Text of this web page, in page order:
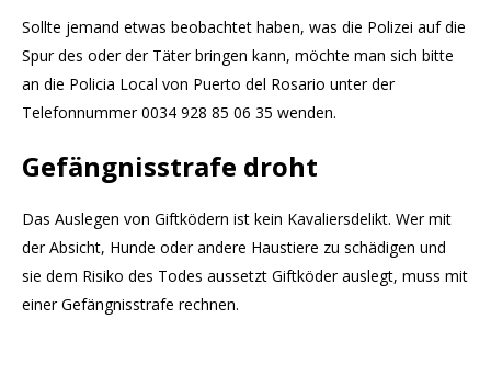
Sollte jemand etwas beobachtet haben, was die Polizei auf die
Spur des oder der Täter bringen kann, möchte man sich bitte
an die Policia Local von Puerto del Rosario unter der
Telefonnummer 0034 928 85 06 35 wenden.
Gefängnisstrafe droht
Das Auslegen von Giftködern ist kein Kavaliersdelikt. Wer mit
der Absicht, Hunde oder andere Haustiere zu schädigen und
sie dem Risiko des Todes aussetzt Giftköder auslegt, muss mit
einer Gefängnisstrafe rechnen.